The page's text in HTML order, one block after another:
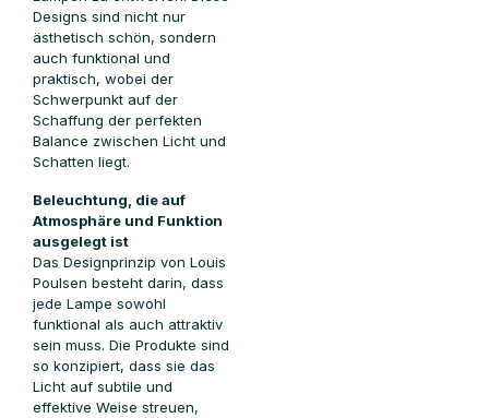
Designs sind nicht nur
ästhetisch schön, sondern
auch funktional und
praktisch, wobei der
Schwerpunkt auf der
Schaffung der perfekten
Balance zwischen Licht und
Schatten liegt.
Beleuchtung, die auf
Atmosphäre und Funktion
ausgelegt ist
Das Designprinzip von Louis
Poulsen besteht darin, dass
jede Lampe sowohl
funktional als auch attraktiv
sein muss. Die Produkte sind
so konzipiert, dass sie das
Licht auf subtile und
effektive Weise streuen,